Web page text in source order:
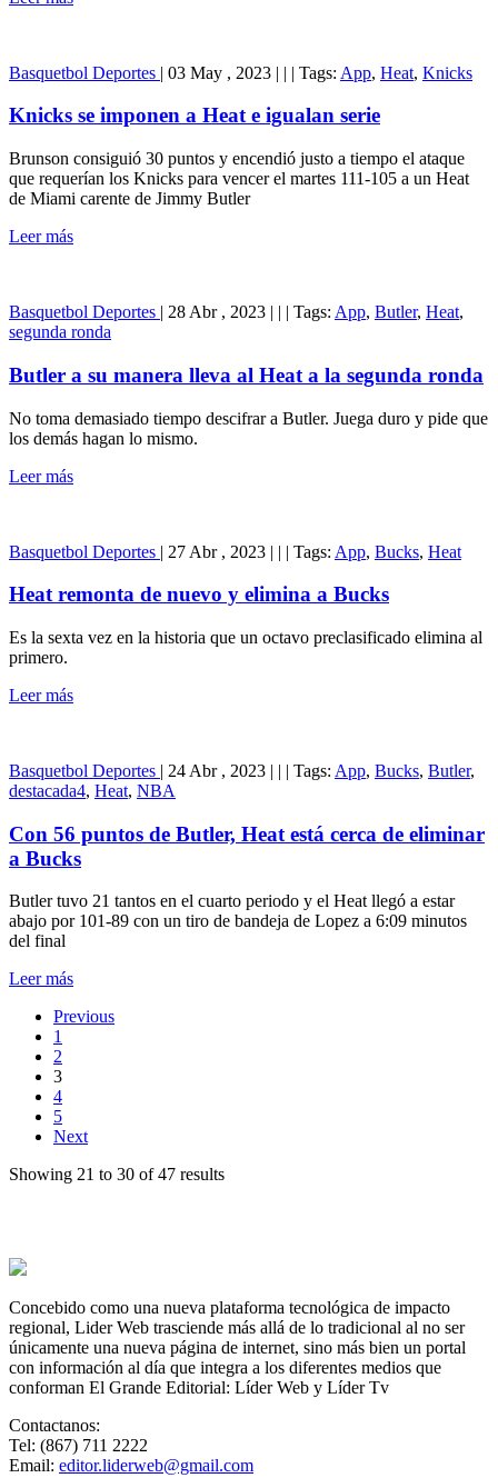
Basquetbol Deportes | 03 May , 2023 | | | Tags: App, Heat, Knicks
Knicks se imponen a Heat e igualan serie
Brunson consiguió 30 puntos y encendió justo a tiempo el ataque
que requerían los Knicks para vencer el martes 111-105 a un Heat
de Miami carente de Jimmy Butler
Leer más
Basquetbol Deportes | 28 Abr , 2023 | | | Tags: App, Butler, Heat,
segunda ronda
Butler a su manera lleva al Heat a la segunda ronda
No toma demasiado tiempo descifrar a Butler. Juega duro y pide que
los demás hagan lo mismo.
Leer más
Basquetbol Deportes | 27 Abr , 2023 | | | Tags: App, Bucks, Heat
Heat remonta de nuevo y elimina a Bucks
Es la sexta vez en la historia que un octavo preclasificado elimina al
primero.
Leer más
Basquetbol Deportes | 24 Abr , 2023 | | | Tags: App, Bucks, Butler,
destacada4, Heat, NBA
Con 56 puntos de Butler, Heat está cerca de eliminar
a Bucks
Butler tuvo 21 tantos en el cuarto periodo y el Heat llegó a estar
abajo por 101-89 con un tiro de bandeja de Lopez a 6:09 minutos
del final
Leer más
Previous
1
2
3
4
5
Next
Showing 21 to 30 of 47 results
Concebido como una nueva plataforma tecnológica de impacto
regional, Lider Web trasciende más allá de lo tradicional al no ser
únicamente una nueva página de internet, sino más bien un portal
con información al día que integra a los diferentes medios que
conforman El Grande Editorial: Líder Web y Líder Tv
Contactanos:
Tel: (867) 711 2222
Email: editor.liderweb@gmail.com